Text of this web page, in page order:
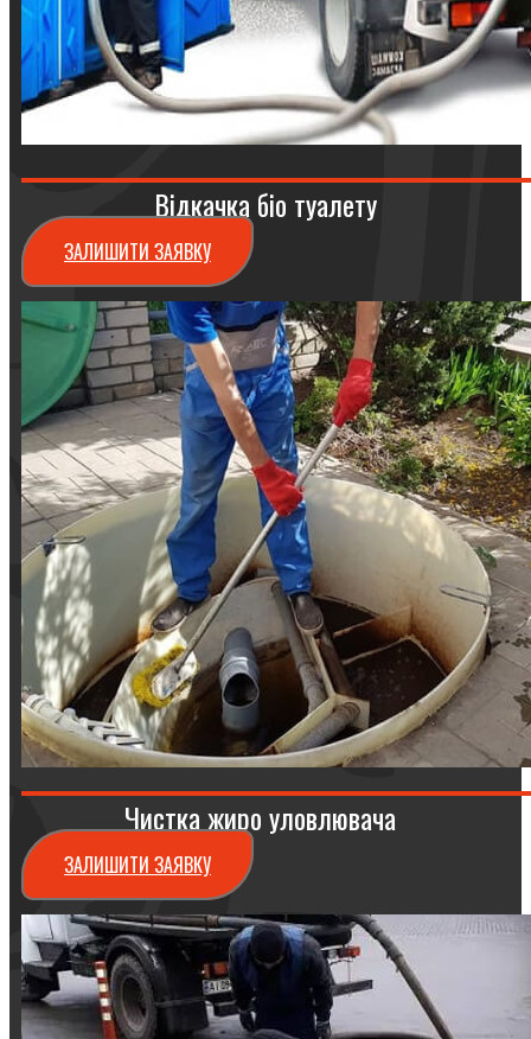
Відкачка біо туалету
ЗАЛИШИТИ ЗАЯВКУ
Чистка жиро уловлювача
ЗАЛИШИТИ ЗАЯВКУ